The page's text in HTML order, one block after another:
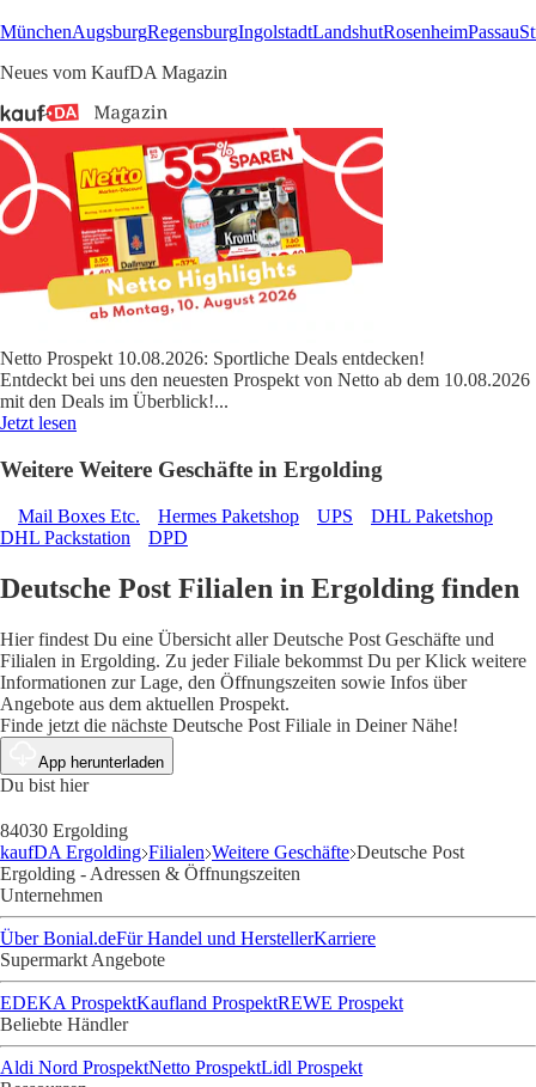
MünchenAugsburgRegensburgIngolstadtLandshutRosenheimPassau
Neues vom KaufDA Magazin
Netto Prospekt 10.08.2026: Sportliche Deals entdecken!
Entdeckt bei uns den neuesten Prospekt von Netto ab dem 10.08.2026
mit den Deals im Überblick!...
Jetzt lesen
Weitere Weitere Geschäfte in Ergolding
Mail Boxes Etc. Hermes Paketshop UPS
DHL Paketshop
DHL Packstation
DPD
Deutsche Post Filialen in Ergolding finden
Hier findest Du eine Übersicht aller Deutsche Post Geschäfte und
Filialen in Ergolding. Zu jeder Filiale bekommst Du per Klick weitere
Informationen zur Lage, den Öffnungszeiten sowie Infos über
Angebote aus dem aktuellen Prospekt.
Finde jetzt die nächste Deutsche Post Filiale in Deiner Nähe!
App herunterladen
Du bist hier
84030 Ergolding
kaufDA Ergolding Filialen Weitere Geschäfte Deutsche Post
Ergolding - Adressen & Öffnungszeiten
Unternehmen
Über Bonial.deFür Handel und HerstellerKarriere
Supermarkt Angebote
EDEKA ProspektKaufland ProspektREWE Prospekt
Beliebte Händler
Aldi Nord ProspektNetto ProspektLidl Prospekt